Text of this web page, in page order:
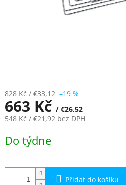
828 Kč / €33,12 –19 %
663 Kč / €26,52
548 Kč / €21,92 bez DPH
cena:
Do týdne
Přidat do košíku